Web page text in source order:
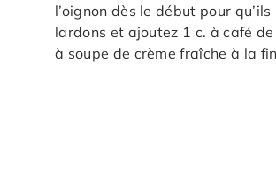
l’oignon dès le début pour
lardons et ajoutez 1 c. à café
à soupe de crème fraîche à la